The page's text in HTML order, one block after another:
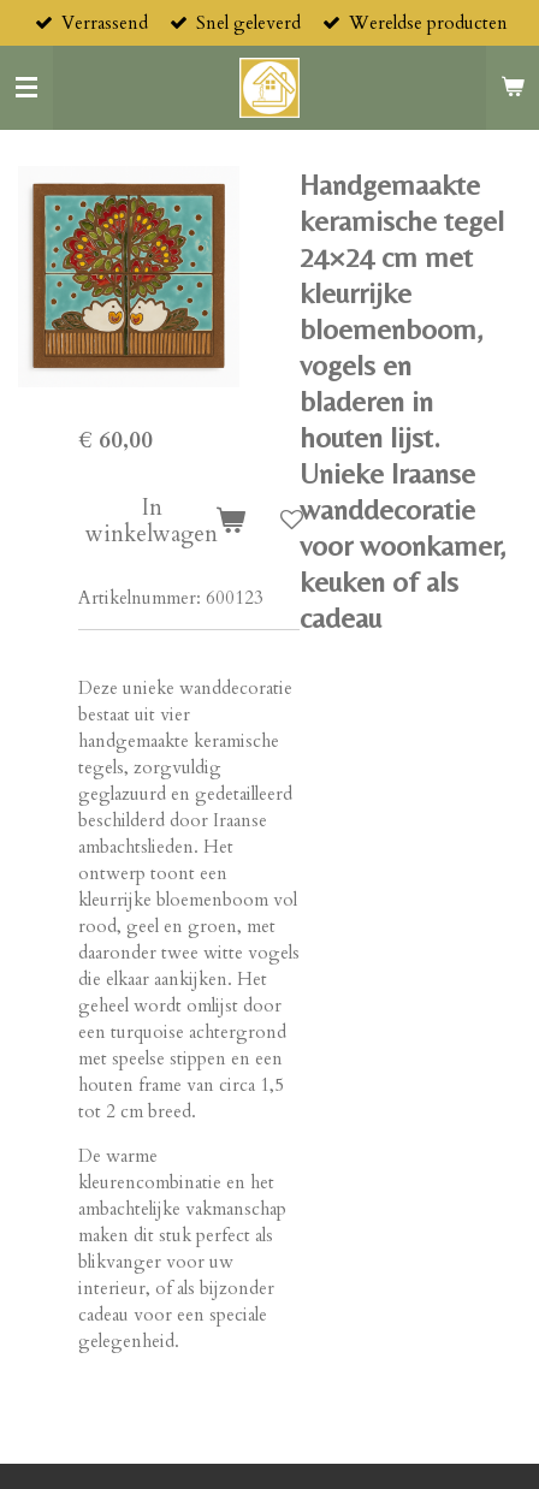
direct
naar
de
hoofdinhoud
Verrassend Snel geleverd Wereldse producten
Handgemaakte
keramische tegel
24×24 cm met
kleurrijke
bloemenboom,
vogels en
bladeren in
houten lijst.
Unieke Iraanse
wanddecoratie
voor woonkamer,
keuken of als
cadeau
€ 60,00
In
winkelwagen
Artikelnummer: 600123
Deze unieke wanddecoratie
bestaat uit vier
handgemaakte keramische
tegels, zorgvuldig
geglazuurd en gedetailleerd
beschilderd door Iraanse
ambachtslieden. Het
ontwerp toont een
kleurrijke bloemenboom vol
rood, geel en groen, met
daaronder twee witte vogels
die elkaar aankijken. Het
geheel wordt omlijst door
een turquoise achtergrond
met speelse stippen en een
houten frame van circa 1,5
tot 2 cm breed.
De warme
kleurencombinatie en het
ambachtelijke vakmanschap
maken dit stuk perfect als
blikvanger voor uw
interieur, of als bijzonder
cadeau voor een speciale
gelegenheid.